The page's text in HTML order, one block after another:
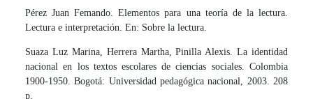
Pérez Juan Femando. Elementos para una teoría de la lectura.
Lectura e interpretación. En: Sobre la lectura.
Suaza Luz Marina, Herrera Martha, Pinilla Alexis. La identidad
nacional en los textos escolares de ciencias sociales. Colombia
1900-1950. Bogotá: Universidad pedagógica nacional, 2003. 208
p.